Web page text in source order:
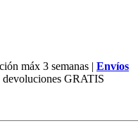
máx 3 semanas | Envíos
devoluciones GRATIS